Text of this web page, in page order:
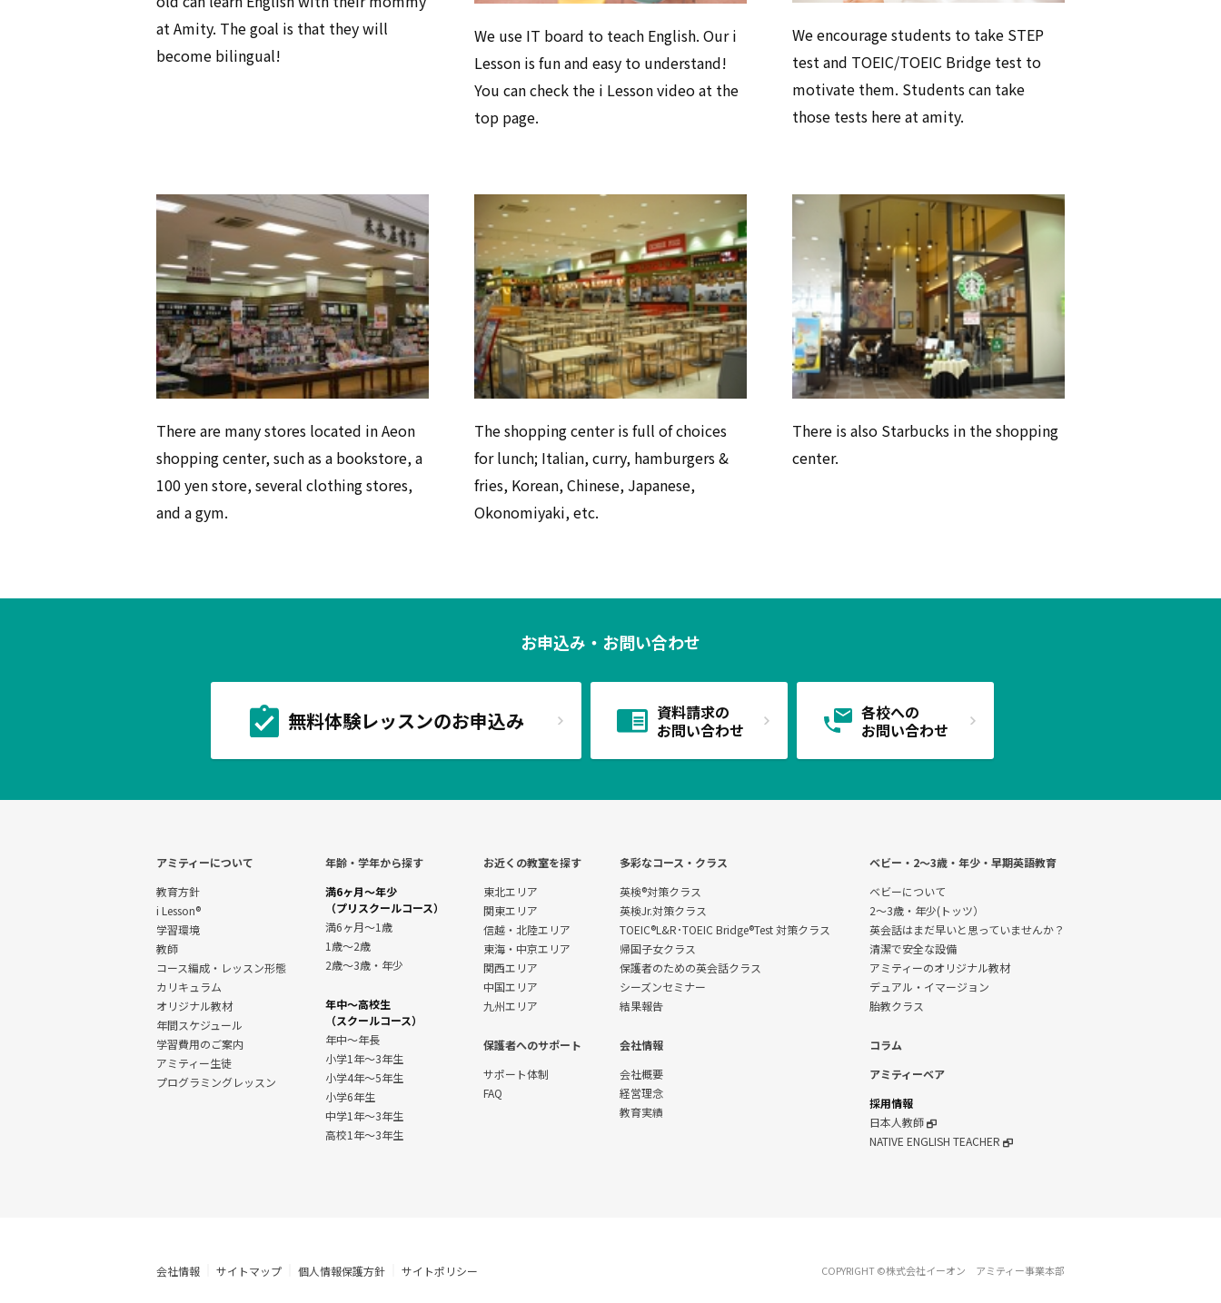
at Amity. The goal is that they will
become bilingual!
We use IT board to teach English. Our i
Lesson is fun and easy to understand!
You can check the i Lesson video at the
top page.
We encourage students to take STEP
test and TOEIC/TOEIC Bridge test to
motivate them. Students can take
those tests here at amity.
There are many stores located in Aeon
shopping center, such as a bookstore, a
100 yen store, several clothing stores,
and a gym.
The shopping center is full of choices
for lunch; Italian, curry, hamburgers &
fries, Korean, Chinese, Japanese,
Okonomiyaki, etc.
There is also Starbucks in the shopping
center.
お申込み・お問い合わせ
無料体験レッスンのお申込み
資料請求の
お問い合わせ
各校への
お問い合わせ
アミティーについて
教育方針
i Lesson®
学習環境
教師
コース編成・レッスン形態
カリキュラム
オリジナル教材
年間スケジュール
学習費用のご案内
アミティー生徒
プログラミングレッスン
年齢・学年から探す
満6ヶ月～年少
（プリスクールコース）
満6ヶ月～1歳
1歳～2歳
2歳～3歳・年少
年中～高校生
（スクールコース）
年中～年長
小学1年～3年生
小学4年～5年生
小学6年生
中学1年〜3年生
高校1年〜3年生
お近くの教室を探す
東北エリア
関東エリア
信越・北陸エリア
東海・中京エリア
関西エリア
中国エリア
九州エリア
保護者へのサポート
サポート体制
FAQ
多彩なコース・クラス
英検®対策クラス
英検Jr.対策クラス
TOEIC®L&R･TOEIC Bridge®Test 対策クラス
帰国子女クラス
保護者のための英会話クラス
シーズンセミナー
結果報告
会社情報
会社概要
経営理念
教育実績
ベビー・2〜3歳・年少・早期英語教育
ベビーについて
2～3歳・年少(トッツ）
英会話はまだ早いと思っていませんか？
清潔で安全な設備
アミティーのオリジナル教材
デュアル・イマージョン
胎教クラス
コラム
アミティーベア
採用情報
日本人教師
NATIVE ENGLISH TEACHER
会社情報 サイトマップ 個人情報保護方針 サイトポリシー COPYRIGHT ©株式会社イーオン アミティー事業本部